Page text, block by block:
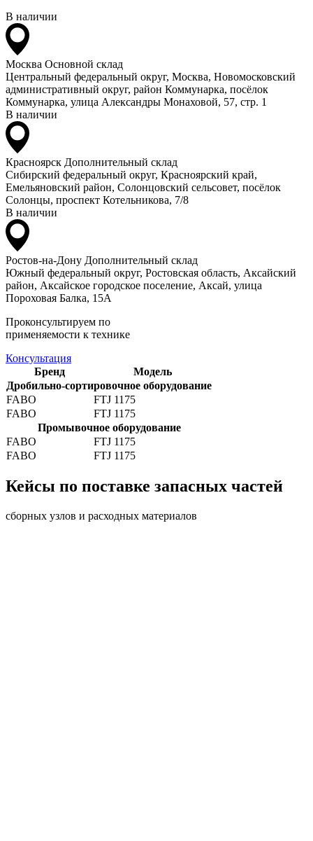
В наличии
Москва Основной склад
Центральный федеральный округ, Москва, Новомосковский
административный округ, район Коммунарка, посёлок
Коммунарка, улица Александры Монаховой, 57, стр. 1
В наличии
Красноярск Дополнительный склад
Сибирский федеральный округ, Красноярский край,
Емельяновский район, Солонцовский сельсовет, посёлок
Солонцы, проспект Котельникова, 7/8
В наличии
Ростов-на-Дону Дополнительный склад
Южный федеральный округ, Ростовская область, Аксайский
район, Аксайское городское поселение, Аксай, улица
Пороховая Балка, 15А
Проконсультируем по
применяемости к технике
Консультация
Бренд
Модель
Дробильно-сортировочное оборудование
FABO
FTJ 1175
FABO
FTJ 1175
Промывочное оборудование
FABO
FTJ 1175
FABO
FTJ 1175
Кейсы по поставке запасных частей
сборных узлов и расходных материалов